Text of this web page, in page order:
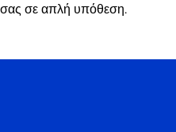
σας σε απλή υπόθεση.